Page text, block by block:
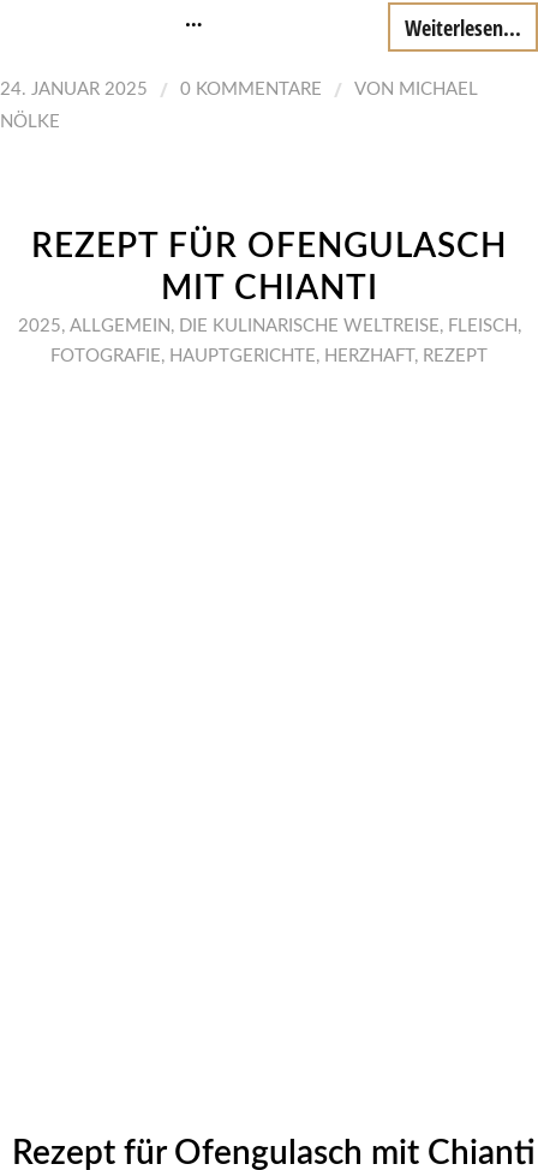
… Weiterlesen...
24. JANUAR 2025 / 0 KOMMENTARE / VON MICHAEL
NÖLKE
REZEPT FÜR OFENGULASCH
MIT CHIANTI
2025, ALLGEMEIN , DIE KULINARISCHE WELTREISE , FLEISCH ,
FOTOGRAFIE , HAUPTGERICHTE , HERZHAFT , REZEPT
Rezept für Ofengulasch mit Chianti